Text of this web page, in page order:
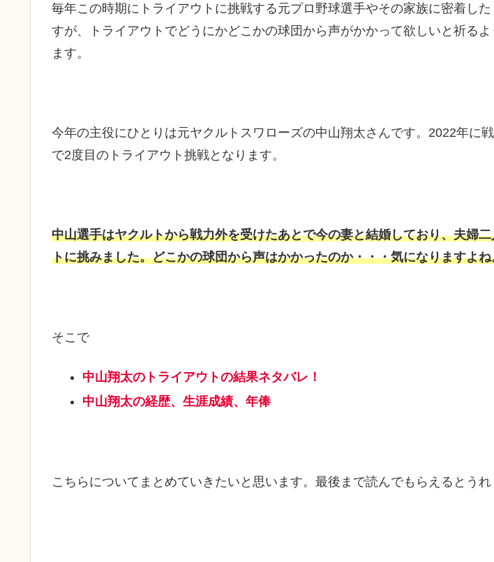
毎年この時期にトライアウトに挑戦する元プロ野球選手やその家族に密着し
すが、トライアウトでどうにかどこかの球団から声がかかって欲しいと祈る
ます。
今年の主役にひとりは元ヤクルトスワローズの中山翔太さんです。2022年に
で2度目のトライアウト挑戦となります。
中山選手はヤクルトから戦力外を受けたあとで今の妻と結婚しており、夫婦
トに挑みました。どこかの球団から声はかかったのか・・・気になりますよね
そこで
中山翔太のトライアウトの結果ネタバレ！
中山翔太の経歴、生涯成績、年俸
こちらについてまとめていきたいと思います。最後まで読んでもらえるとうれ